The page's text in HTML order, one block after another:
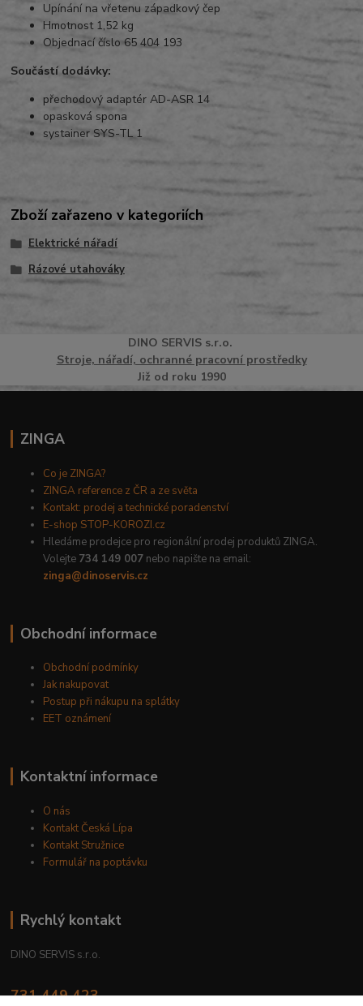
Upínání na vřetenu západkový čep
Hmotnost 1,52 kg
Objednací číslo 65 404 193
Součástí dodávky:
přechodový adaptér AD-ASR 14
opasková spona
systainer SYS-TL 1
Zboží zařazeno v kategoriích
Elektrické nářadí
Rázové utahováky
DINO SERVISs.r.o.
Stroje, nářadí, ochranné pracovní prostředky
Již od roku 1990
ZINGA
Co je ZINGA?
ZINGA reference z ČR a ze světa
Kontakt: prodej a technické poradenství
E-shop STOP-KOROZI.cz
Hledáme prodejce pro regionální prodej produktů ZINGA.
Volejte 734 149 007 nebo napište na email:
zinga@dinoservis.cz
Obchodní informace
Obchodní podmínky
Jak nakupovat
Postup při nákupu na splátky
EET oznámení
Kontaktní informace
O nás
Kontakt Česká Lípa
Kontakt Stružnice
Formulář na poptávku
Rychlý kontakt
DINO SERVIS s.r.o.
731 449 423